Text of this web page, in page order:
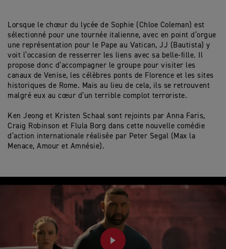
Lorsque le chœur du lycée de Sophie (Chloe Coleman) est
sélectionné pour une tournée italienne, avec en point d’orgue
une représentation pour le Pape au Vatican, JJ (Bautista) y
voit l’occasion de resserrer les liens avec sa belle-fille. Il
propose donc d’accompagner le groupe pour visiter les
canaux de Venise, les célèbres ponts de Florence et les sites
historiques de Rome. Mais au lieu de cela, ils se retrouvent
malgré eux au cœur d’un terrible complot terroriste.
Ken Jeong et Kristen Schaal sont rejoints par Anna Faris,
Craig Robinson et Flula Borg dans cette nouvelle comédie
d’action internationale réalisée par Peter Segal (Max la
Menace, Amour et Amnésie).
PLAY